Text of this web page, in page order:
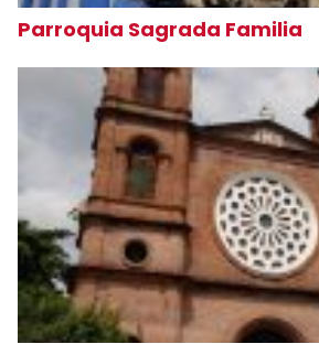
Parroquia Sagrada Familia